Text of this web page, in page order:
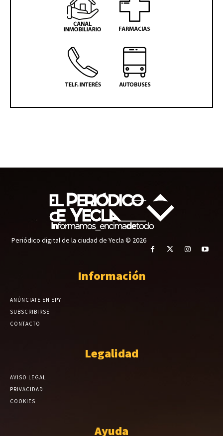
Periódico digital de la ciudad de Yecla © 2026
Información
ANÚNCIATE EN EPY
SUBSCRIBIRSE
CONTACTO
Legalidad
AVISO LEGAL
PRIVACIDAD
COOKIES
Ayuda